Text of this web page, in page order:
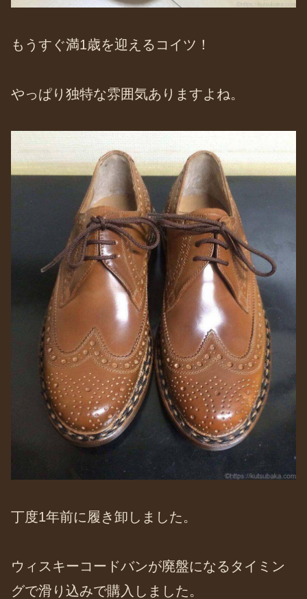
もうすぐ満1歳を迎えるコイツ！
やっぱり独特な雰囲気ありますよね。
丁度1年前に履き卸しました。
ウィスキーコードバンが廃盤になるタイミン
グで滑り込みで購入しました。